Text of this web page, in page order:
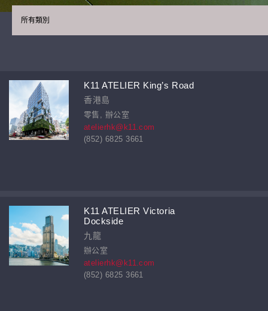
所有類別
K11 ATELIER King’s Road
香港島
零售, 辦公室
atelierhk@k11.com
(852) 6825 3661
K11 ATELIER Victoria
Dockside
九龍
辦公室
atelierhk@k11.com
(852) 6825 3661